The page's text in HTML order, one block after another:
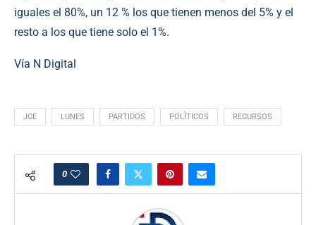
iguales el 80%, un 12 % los que tienen menos del 5% y el
resto a los que tiene solo el 1%.
Vía N Digital
JCE LUNES PARTIDOS POLÌTICOS RECURSOS
0